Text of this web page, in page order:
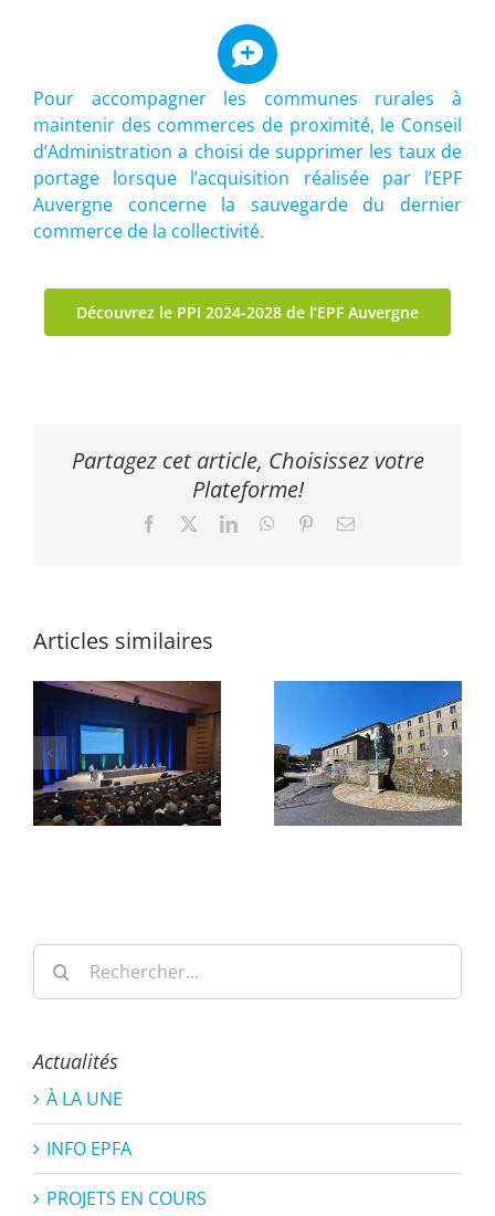
Pour accompagner les communes rurales à
maintenir des commerces de proximité, le Conseil
d’Administration a choisi de supprimer les taux de
portage lorsque l’acquisition réalisée par l’EPF
Auvergne concerne la sauvegarde du dernier
commerce de la collectivité.
Découvrez le PPI 2024-2028 de l’EPF Auvergne
Partagez cet article, Choisissez votre
Plateforme!
Facebook LinkedInWhatsApp
PinterestEmail
Articles similaires
Rechercher:
Actualités
À LA UNE
INFO EPFA
PROJETS EN COURS